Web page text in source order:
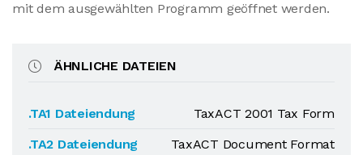
mit dem ausgewählten Programm geöffnet werden.
ÄHNLICHE DATEIEN
.TA1 Dateiendung
TaxACT 2001 Tax Form
.TA2 Dateiendung
TaxACT Document Format